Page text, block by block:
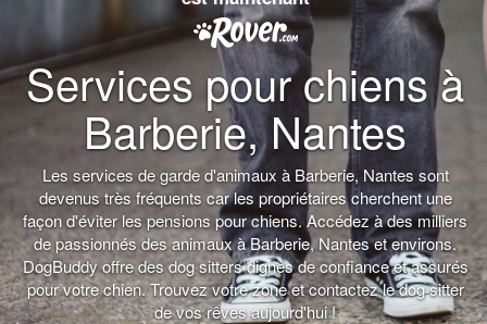
Services pour chiens à
Barberie, Nantes
Les services de garde d'animaux à Barberie, Nantes sont
devenus très fréquents car les propriétaires cherchent une
façon d'éviter les pensions pour chiens. Accédez à des milliers
de passionnés des animaux à Barberie, Nantes et environs.
DogBuddy offre des dog sitters dignes de confiance et assurés
pour votre chien. Trouvez votre zone et contactez le dog sitter
de vos rêves aujourd'hui !